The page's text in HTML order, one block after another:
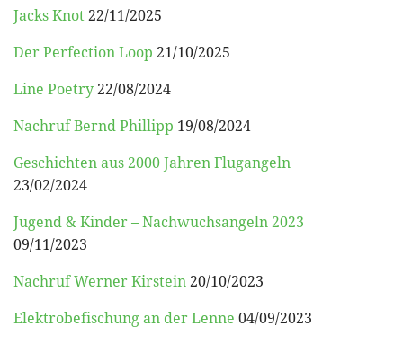
Jacks Knot 22/11/2025
Der Perfection Loop 21/10/2025
Line Poetry 22/08/2024
Nachruf Bernd Phillipp 19/08/2024
Geschichten aus 2000 Jahren Flugangeln
23/02/2024
Jugend & Kinder – Nachwuchsangeln 2023
09/11/2023
Nachruf Werner Kirstein 20/10/2023
Elektrobefischung an der Lenne 04/09/2023